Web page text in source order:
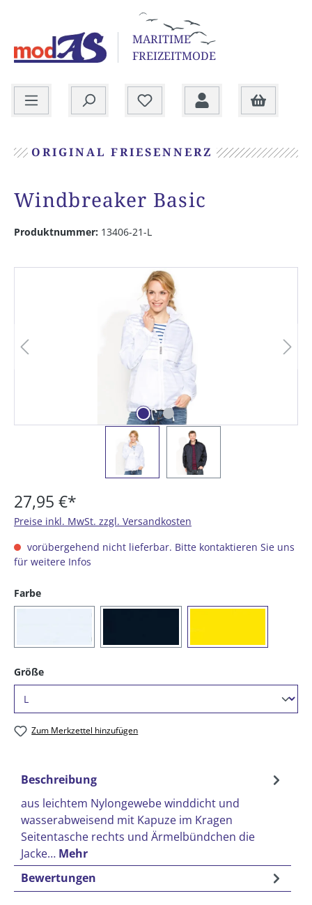
MARITIME
FREIZEITMODE
ORIGINAL FRIESENNERZ
Windbreaker Basic
Produktnummer: 13406-21-L
27,95 €*
Preise inkl. MwSt. zzgl. Versandkosten
vorübergehend nicht lieferbar. Bitte kontaktieren Sie uns
für weitere Infos
Farbeauswählen
Größeauswählen
Zum Merkzettel hinzufügen
Beschreibung
aus leichtem Nylongewebe winddicht und
wasserabweisend mit Kapuze im Kragen
Seitentasche rechts und Ärmelbündchen die
Jacke… Mehr
Bewertungen